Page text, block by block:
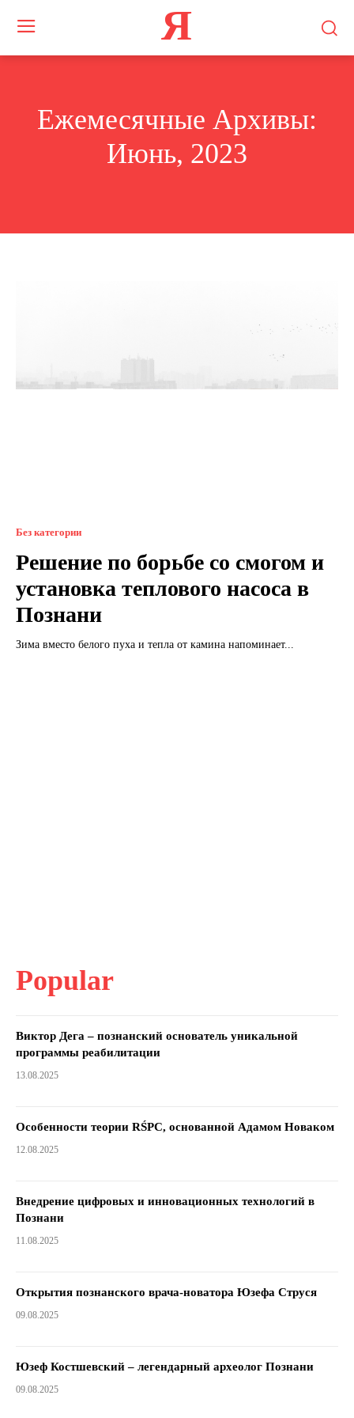
Я
Ежемесячные Архивы:
Июнь, 2023
Без категории
Решение по борьбе со смогом и
установка теплового насоса в
Познани
Зима вместо белого пуха и тепла от камина напоминает...
Popular
Виктор Дега – познанский основатель уникальной
программы реабилитации
13.08.2025
Особенности теории RŚPC, основанной Адамом Новаком
12.08.2025
Внедрение цифровых и инновационных технологий в
Познани
11.08.2025
Открытия познанского врача-новатора Юзефа Струся
09.08.2025
Юзеф Костшевский – легендарный археолог Познани
09.08.2025